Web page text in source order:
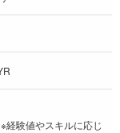
経験値やスキルに応じ